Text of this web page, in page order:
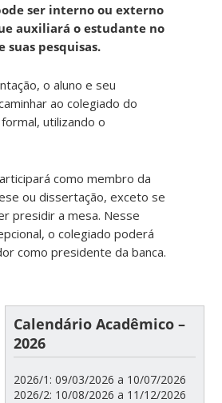
ser interno ou externo
auxiliará o estudante no
pesquisas.
o aluno e seu
ao colegiado do
utilizando o
como membro da
ou dissertação, exceto se
presidir a mesa. Nesse
o colegiado poderá
como presidente da banca.
Calendário Acadêmico –
2026
2026/1: 09/03/2026 a 10/07/2026
2026/2: 10/08/2026 a 11/12/2026